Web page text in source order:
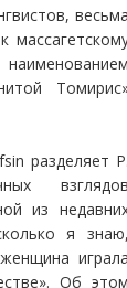
разделяет
из
я
Об